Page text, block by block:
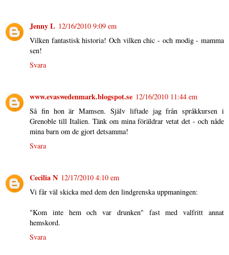
Jenny L 12/16/2010 9:09 em
Vilken fantastisk historia! Och vilken chic - och modig - mamma
sen!
Svara
www.evaswedenmark.blogspot.se 12/16/2010 11:44 em
Så fin hon är Mamsen. Själv liftade jag från språkkursen i
Grenoble till Italien. Tänk om mina föräldrar vetat det - och nåde
mina barn om de gjort detsamma!
Svara
Cecilia N 12/17/2010 4:10 em
Vi får väl skicka med dem den lindgrenska uppmaningen:
"Kom inte hem och var drunken" fast med valfritt annat
hemskord.
Svara